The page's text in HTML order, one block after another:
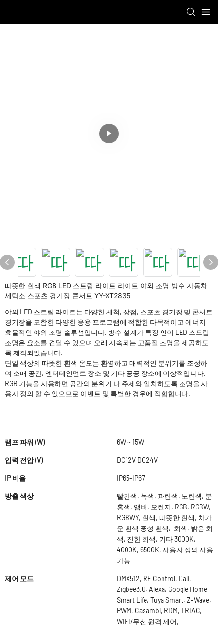
따뜻한 흰색 RGB LED 스트립 라이트 라이트 야외 조명 방수 자동차
세탁소 스포츠 경기장 콘서트 YY-XT2835
야외 LED 스트립 라이트는 다양한 세척, 상점, 스포츠 경기장 및 콘서트
경기장을 포함한 다양한 응용 프로그램에 적합한 다목적이고 에너지
효율적인 야외 조명 솔루션입니다. 방수 설계가 특징 인이 LED 스트립
조명은 요소를 견딜 수 있으며 오래 지속되는 고품질 조명을 제공하도
록 제작되었습니다.
단일 색상의 따뜻한 흰색 온도는 환영하고 매력적인 분위기를 조성하
여 소매 공간, 엔터테인먼트 장소 및 기타 공공 장소에 이상적입니다.
RGB 기능을 사용하면 공간의 분위기 나 주제와 일치하도록 조명을 사
용자 정의 할 수 있으므로 이벤트 및 특별한 경우에 적합합니다.
램프 파워 (W) 6W ~ 15W
입력 전압 (V) DC12V DC24V
IP 비율 IP65-IP67
방출 색상
빨간색, 녹색, 파란색, 노란색, 분
홍색, 앰버, 오렌지, RGB, RGBW,
RGBWY, 흰색, 따뜻한 흰색, 차가
운 흰색 중성 흰색, 회색, 밝은 회
색, 진한 회색, 기타 3000K,
4000K, 6500K, 사용자 정의 사용
가능
제어 모드
DMX512, RF Control, Dali,
Zigbee3.0, Alexa, Google Home
Smart Life, Tuya Smart, Z-Wave,
PWM, Casambi, RDM, TRIAC,
WIFI/무선 원격 제어,